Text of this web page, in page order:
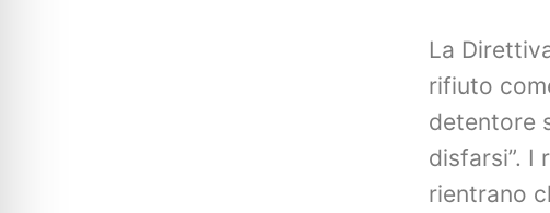
La
rifiuto
detentore
disfarsi”. I
rientrano